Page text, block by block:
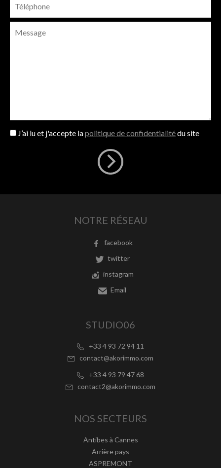
J’ai lu et j'accepte lapolitique de confidentialitédu site
NOTRE RÉSEAU
facebook
twitter
instagram
Email
STUDIO06
+33 4 93 72 94 11
contact@akorimmo.com
+33 4 93 79 47 68
contact2@akorimmo.com
NOS SECTEURS
Antibes à Cannes
Arrière pays
ASPREMONT